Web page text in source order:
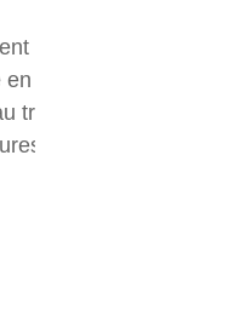
face à une
application
travail, dans
fixées.